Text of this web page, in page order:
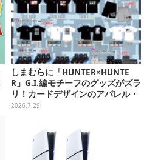
しまむらに「HUNTER×HUNTE
R」G.I.編モチーフのグッズがズラ
リ！カードデザインのアパレル・
雑貨、ゴレイヌの「オレが3人分
2026.7.29